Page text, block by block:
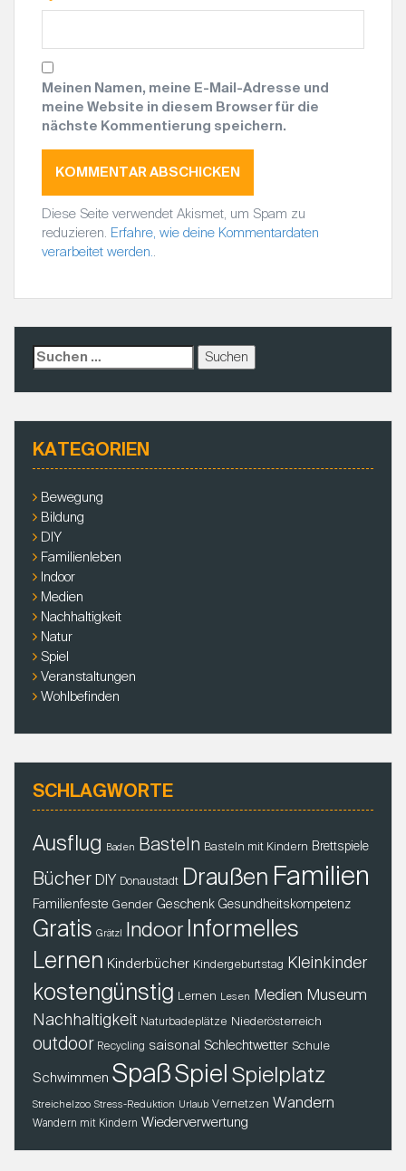
Meinen Namen, meine E-Mail-Adresse und
meine Website in diesem Browser für die
nächste Kommentierung speichern.
Diese Seite verwendet Akismet, um Spam zu
reduzieren. Erfahre, wie deine Kommentardaten
verarbeitet werden..
S
u
c
n
a
h
:
KATEGORIEN
Bewegung
Bildung
DIY
Familienleben
Indoor
Medien
Nachhaltigkeit
Natur
Spiel
Veranstaltungen
Wohlbefinden
SCHLAGWORTE
Ausflug Baden Basteln Basteln mit Kindern Brettspiele
BücherDIY Donaustadt Draußen Familien
Familienfeste Gender Geschenk Gesundheitskompetenz
Gratis Grätzl Indoor Informelles
Lernen Kinderbücher Kindergeburtstag Kleinkinder
kostengünstig Lernen Lesen Medien Museum
Nachhaltigkeit Naturbadeplätze Niederösterreich
outdoor Recycling saisonal Schlechtwetter Schule
Schwimmen SpaßSpiel Spielplatz
Streichelzoo Stress-Reduktion Urlaub Vernetzen Wandern
Wandern mit Kindern Wiederverwertung